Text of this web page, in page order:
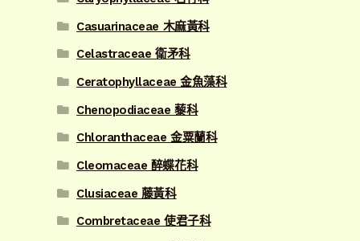
Casuarinaceae 木麻黃科
Celastraceae 衛矛科
Ceratophyllaceae 金魚藻科
Chenopodiaceae 藜科
Chloranthaceae 金粟蘭科
Cleomaceae 醉蝶花科
Clusiaceae 藤黃科
Combretaceae 使君子科